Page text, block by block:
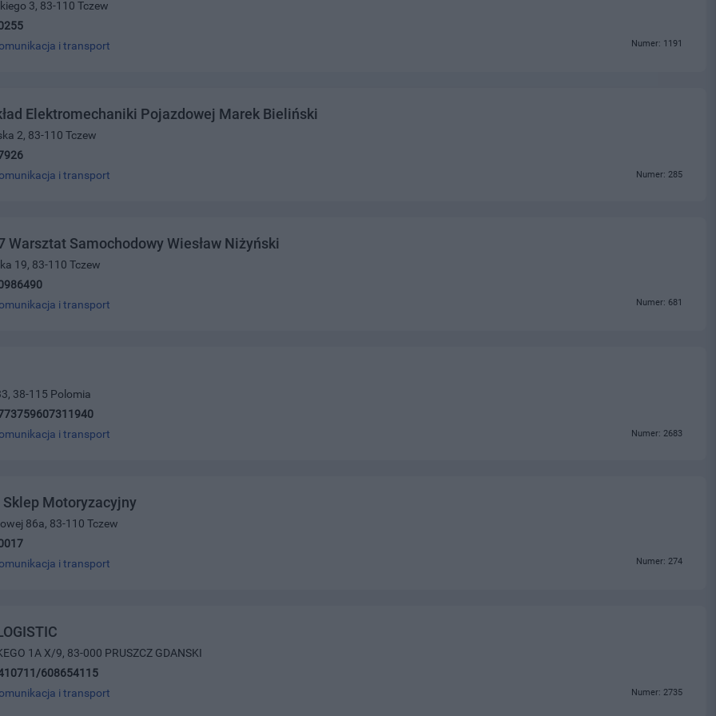
3, 83-110 Tczew
i transport
Numer: 1191
Elektromechaniki Pojazdowej Marek Bieliński
2, 83-110 Tczew
i transport
Numer: 285
Warsztat Samochodowy Wiesław Niżyński
19, 83-110 Tczew
i transport
Numer: 681
38-115 Polomia
i transport
Numer: 2683
Sklep Motoryzacyjny
86a, 83-110 Tczew
i transport
Numer: 274
1A X/9, 83-000 PRUSZCZ GDANSKI
608654115
i transport
Numer: 2735